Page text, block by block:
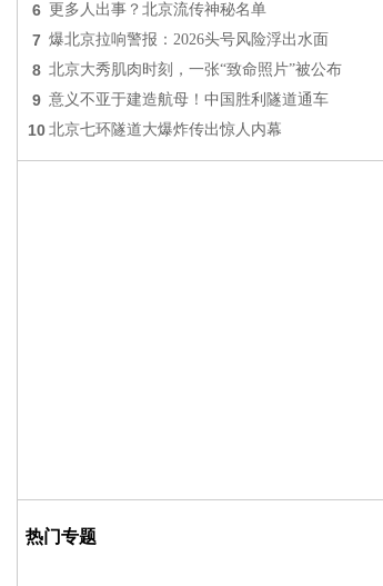
6 更多人出事？北京流传神秘名单
7 爆北京拉响警报：2026头号风险浮出水面
8 北京大秀肌肉时刻，一张“致命照片”被公布
9 意义不亚于建造航母！中国胜利隧道通车
10 北京七环隧道大爆炸传出惊人内幕
热门专题